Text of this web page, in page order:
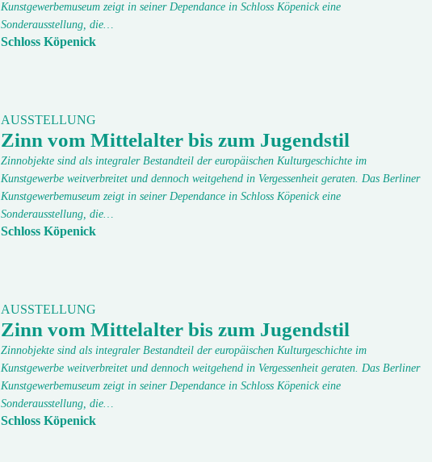
Kunstgewerbemuseum zeigt in seiner Dependance in Schloss Köpenick eine
Sonderausstellung, die…
Schloss Köpenick
AUSSTELLUNG
Zinn vom Mittelalter bis zum Jugendstil
Zinnobjekte sind als integraler Bestandteil der europäischen Kulturgeschichte im
Kunstgewerbe weitverbreitet und dennoch weitgehend in Vergessenheit geraten. Das Berliner
Kunstgewerbemuseum zeigt in seiner Dependance in Schloss Köpenick eine
Sonderausstellung, die…
Schloss Köpenick
AUSSTELLUNG
Zinn vom Mittelalter bis zum Jugendstil
Zinnobjekte sind als integraler Bestandteil der europäischen Kulturgeschichte im
Kunstgewerbe weitverbreitet und dennoch weitgehend in Vergessenheit geraten. Das Berliner
Kunstgewerbemuseum zeigt in seiner Dependance in Schloss Köpenick eine
Sonderausstellung, die…
Schloss Köpenick